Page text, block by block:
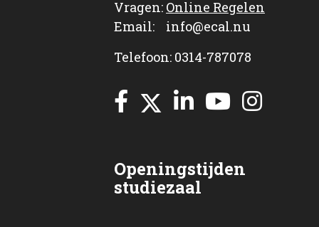
Vragen: Online Regelen
Email: info@ecal.nu
Telefoon: 0314-787078
Openingstijden
studiezaal